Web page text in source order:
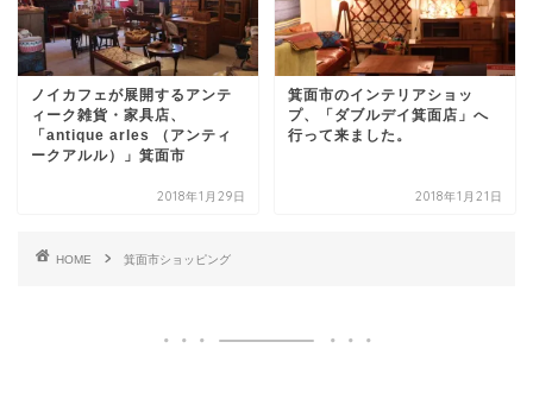
ノイカフェが展開するアンテ
ィーク雑貨・家具店、
「antique arles （アンティ
ークアルル）」箕面市
2018年1月29日
箕面市のインテリアショッ
プ、「ダブルデイ箕面店」へ
行って来ました。
2018年1月21日
HOME 箕面市ショッピング